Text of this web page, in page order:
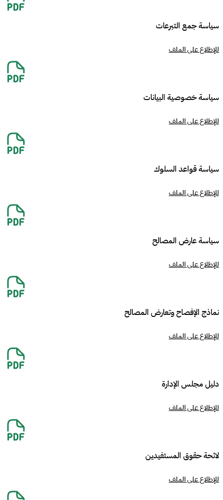
سياسة جمع التبرعات
للإطلاع على الملف
سياسة خصوصية البيانات
للإطلاع على الملف
سياسة قواعد السلوك
للإطلاع على الملف
سياسة عارض المصالح
للإطلاع على الملف
نماذج الإفصاح وتعارض المصالح
للإطلاع على الملف
دليل مجلس الإدارة
للإطلاع على الملف
لائحة حقوق المستفيدين
للإطلاع على الملف